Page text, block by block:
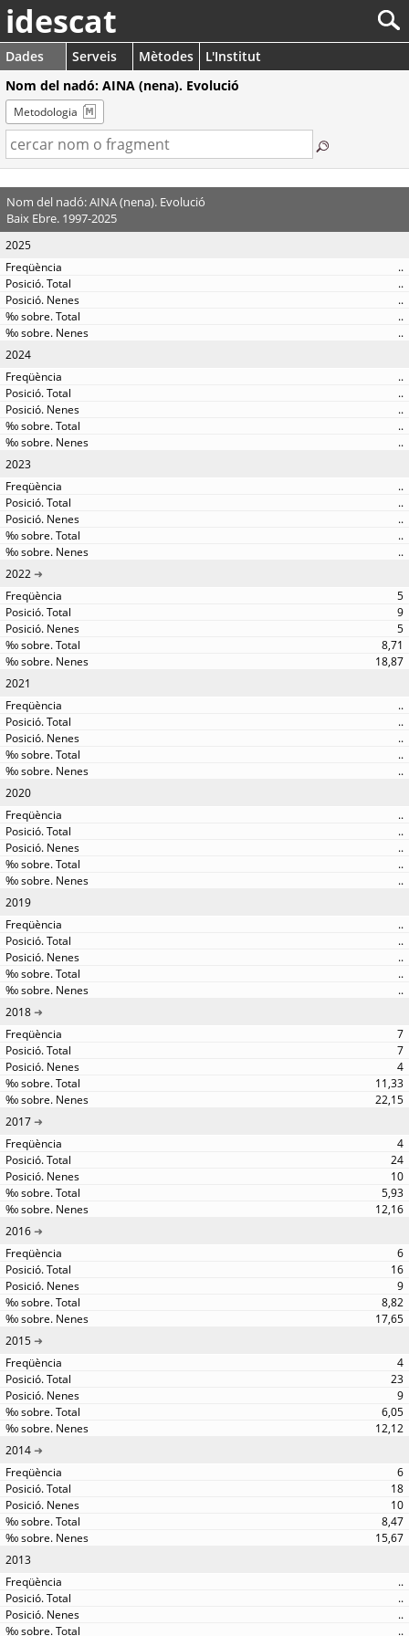
idescat
Dades Serveis Mètodes
L'Institut
Nom del nadó: AINA (nena). Evolució
Metodologia
Nom del nadó: AINA (nena). Evolució
Baix Ebre. 1997-2025
2025
..
..
..
..
..
2024
..
..
..
..
..
2023
..
..
..
..
..
2022
5
9
5
8,71
18,87
2021
..
..
..
..
..
2020
..
..
..
..
..
2019
..
..
..
..
..
2018
7
7
4
11,33
22,15
2017
4
24
10
5,93
12,16
2016
6
16
9
8,82
17,65
2015
4
23
9
6,05
12,12
2014
6
18
10
8,47
15,67
2013
..
..
..
..